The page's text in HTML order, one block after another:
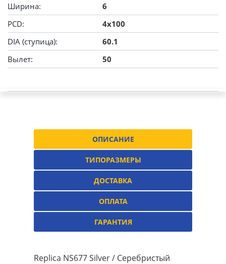
Ширина:
6
PCD:
4x100
DIA (ступица):
60.1
Вылет:
50
ОПИСАНИЕ
ТИПОРАЗМЕРЫ
ДОСТАВКА
ОПЛАТА
ГАРАНТИЯ
Replica NS677 Silver / Серебристый